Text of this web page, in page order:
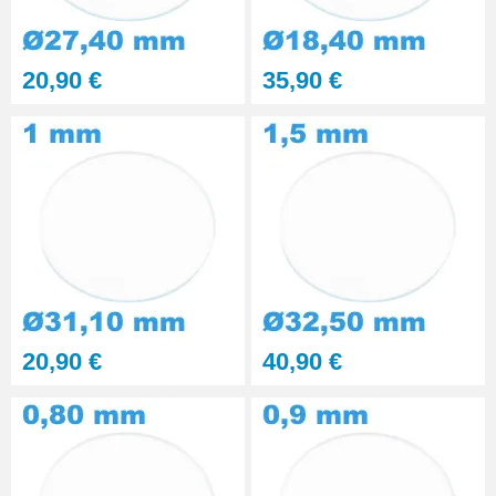
Kit polissage pâte diamantée
matériaux durs 6 seringues
Pince pour Changer un Verre de
41,90 €
20,90 € 35,90 €
20,90 € 40,90 €